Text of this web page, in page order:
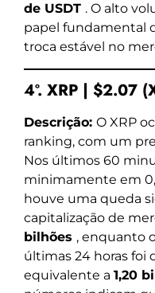
de USDT . O alto
papel fundamental
troca estável no
4º. XRP | $2.07
Descrição: O XRP
ranking, com um
Nos últimos 60
minimamente em
houve uma queda
capitalização de
bilhões , enquanto
últimas 24 horas foi
equivalente a 1,20